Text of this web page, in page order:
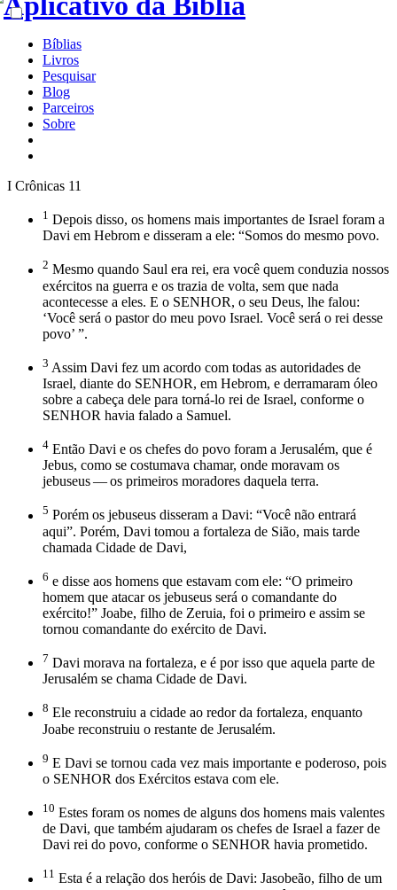
Bíblias
Livros
Pesquisar
Blog
Parceiros
Sobre
I Crônicas 11
1 Depois disso, os homens mais importantes de Israel foram a
Davi em Hebrom e disseram a ele: “Somos do mesmo povo.
2 Mesmo quando Saul era rei, era você quem conduzia nossos
exércitos na guerra e os trazia de volta, sem que nada
acontecesse a eles. E o SENHOR, o seu Deus, lhe falou:
‘Você será o pastor do meu povo Israel. Você será o rei desse
povo’ ”.
3 Assim Davi fez um acordo com todas as autoridades de
Israel, diante do SENHOR, em Hebrom, e derramaram óleo
sobre a cabeça dele para torná-lo rei de Israel, conforme o
SENHOR havia falado a Samuel.
4 Então Davi e os chefes do povo foram a Jerusalém, que é
Jebus, como se costumava chamar, onde moravam os
jebuseus — os primeiros moradores daquela terra.
5 Porém os jebuseus disseram a Davi: “Você não entrará
aqui”. Porém, Davi tomou a fortaleza de Sião, mais tarde
chamada Cidade de Davi,
6 e disse aos homens que estavam com ele: “O primeiro
homem que atacar os jebuseus será o comandante do
exército!” Joabe, filho de Zeruia, foi o primeiro e assim se
tornou comandante do exército de Davi.
7 Davi morava na fortaleza, e é por isso que aquela parte de
Jerusalém se chama Cidade de Davi.
8 Ele reconstruiu a cidade ao redor da fortaleza, enquanto
Joabe reconstruiu o restante de Jerusalém.
9 E Davi se tornou cada vez mais importante e poderoso, pois
o SENHOR dos Exércitos estava com ele.
10 Estes foram os nomes de alguns dos homens mais valentes
de Davi, que também ajudaram os chefes de Israel a fazer de
Davi rei do povo, conforme o SENHOR havia prometido.
11 Esta é a relação dos heróis de Davi: Jasobeão, filho de um